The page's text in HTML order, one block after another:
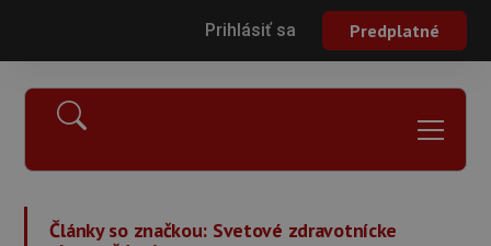
Prihlásiť sa Predplatné
Články so značkou: Svetové zdravotnícke